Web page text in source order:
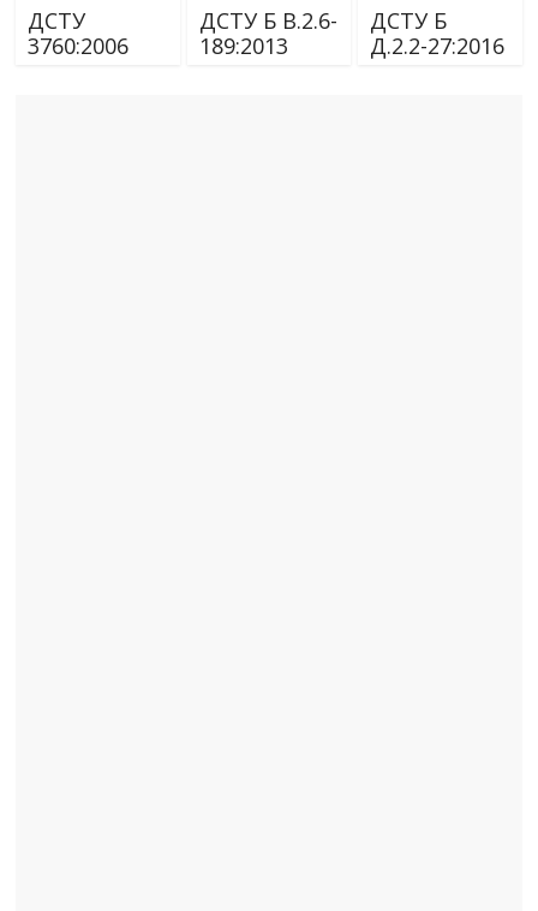
ДСТУ
3760:2006
ДСТУ Б В.2.6-
189:2013
ДСТУ Б
Д.2.2-27:2016